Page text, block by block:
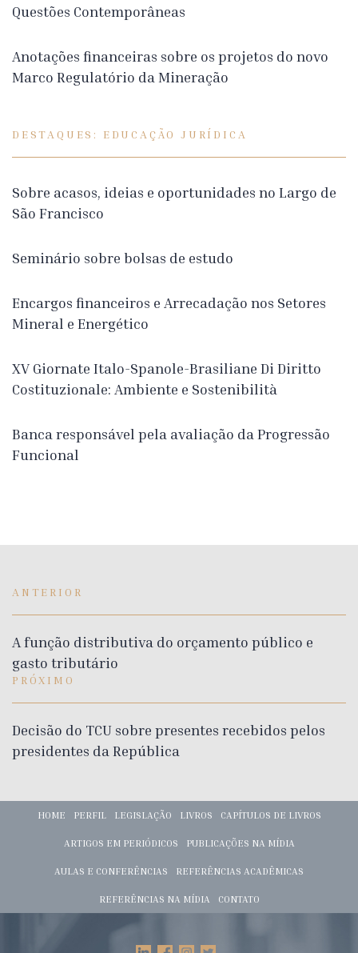
Questões Contemporâneas
Anotações financeiras sobre os projetos do novo
Marco Regulatório da Mineração
DESTAQUES: EDUCAÇÃO JURÍDICA
Sobre acasos, ideias e oportunidades no Largo de
São Francisco
Seminário sobre bolsas de estudo
Encargos financeiros e Arrecadação nos Setores
Mineral e Energético
XV Giornate Italo-Spanole-Brasiliane Di Diritto
Costituzionale: Ambiente e Sostenibilità
Banca responsável pela avaliação da Progressão
Funcional
ANTERIOR
A função distributiva do orçamento público e
gasto tributário
PRÓXIMO
Decisão do TCU sobre presentes recebidos pelos
presidentes da República
HOME PERFIL LEGISLAÇÃO LIVROS CAPÍTULOS DE LIVROS
ARTIGOS EM PERIÓDICOS PUBLICAÇÕES NA MÍDIA
AULAS E CONFERÊNCIAS REFERÊNCIAS ACADÊMICAS
REFERÊNCIAS NA MÍDIA CONTATO